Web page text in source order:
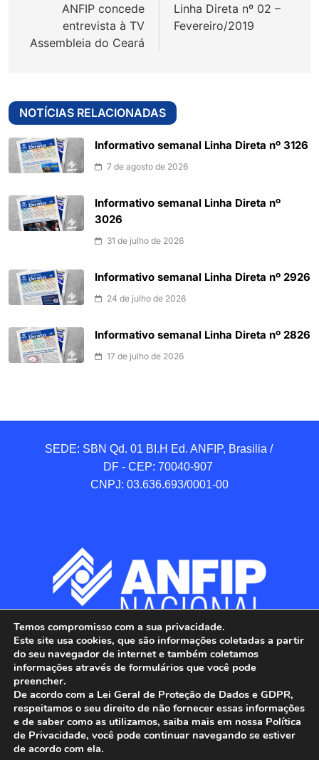
ANFIP concede
entrevista à TV
Assembleia do Ceará
Linha Direta nº 02 –
Fevereiro/2019
NOTÍCIAS RELACIONADAS
Informativo semanal Linha Direta nº 3126
7 de agosto de 2026
Informativo semanal Linha Direta nº
3026
31 de julho de 2026
Informativo semanal Linha Direta nº 2926
24 de julho de 2026
Informativo semanal Linha Direta nº 2826
17 de julho de 2026
SEDE: SBN Qd. 01 BI.H Ed. ANFIP, Brasilia /
DF - CEP: 70040-907
CNPJ: 03.636.693/0001-00
ANFIP - Associação Nacional dos Auditores
Fiscais da Receita Federal do Brasil.
Temos compromisso com a sua privacidade.
Este site usa cookies, que são informações coletadas a partir
do seu navegador de internet e também coletamos
informações através de formulários que você pode
preencher.
De acordo com a Lei Geral de Proteção de Dados e GDPR,
respeitamos o seu direito de não fornecer essas informações
e de saber como as utilizamos, saiba mais em nossa Política
de Privacidade, você pode continuar navegando se estiver
de acordo com ela.